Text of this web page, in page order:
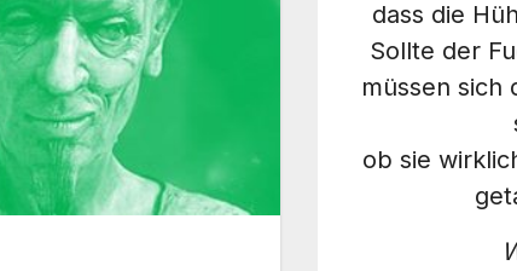
dass die
Sollte der
müssen sich
ob sie